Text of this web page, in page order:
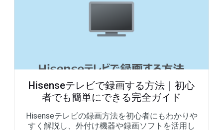
Hisenseテレビで録画する方法｜初心
者でも簡単にできる完全ガイド
Hisenseテレビの録画方法を初心者にもわかりや
すく解説し、外付け機器や録画ソフトを活用し